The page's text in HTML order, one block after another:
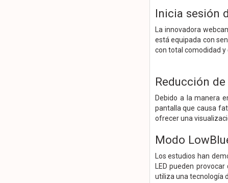
Inicia sesión
La innovadora
está equipada con
con total comodidad y
Reducción
Debido a la manera
pantalla que causa
ofrecer una
Modo
Los estudios han
LED pueden
utiliza una tecnología